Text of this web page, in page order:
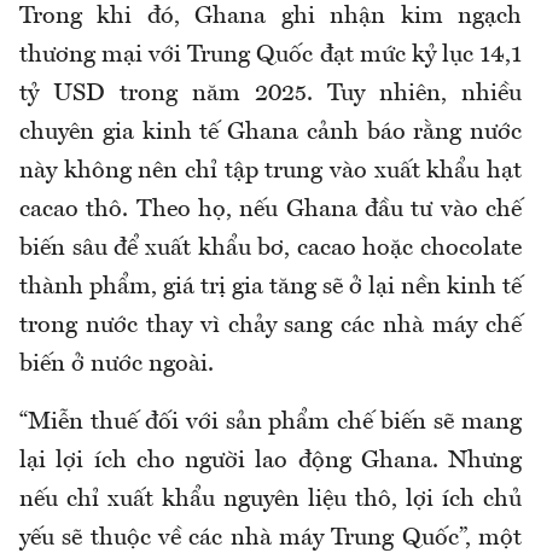
Trong khi đó, Ghana ghi nhận kim ngạch
thương mại với Trung Quốc đạt mức kỷ lục 14,1
tỷ USD trong năm 2025. Tuy nhiên, nhiều
chuyên gia kinh tế Ghana cảnh báo rằng nước
này không nên chỉ tập trung vào xuất khẩu hạt
cacao thô. Theo họ, nếu Ghana đầu tư vào chế
biến sâu để xuất khẩu bơ, cacao hoặc chocolate
thành phẩm, giá trị gia tăng sẽ ở lại nền kinh tế
trong nước thay vì chảy sang các nhà máy chế
biến ở nước ngoài.
“Miễn thuế đối với sản phẩm chế biến sẽ mang
lại lợi ích cho người lao động Ghana. Nhưng
nếu chỉ xuất khẩu nguyên liệu thô, lợi ích chủ
yếu sẽ thuộc về các nhà máy Trung Quốc”, một